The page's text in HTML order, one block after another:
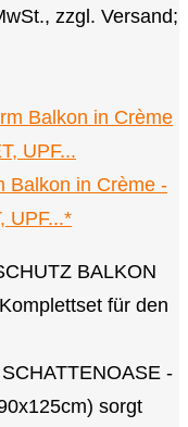
zzgl. Versand;
Balkon in Crème -
UPF...*
BALKON
für den
-
sorgt